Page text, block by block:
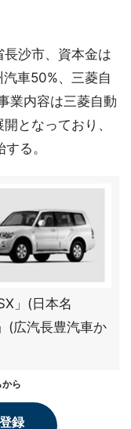
沙市、資本金は
車50%、三菱自
業内容は三菱自動
となっており、
る。
」(日本名
(広汽長豊汽車か
ら
録